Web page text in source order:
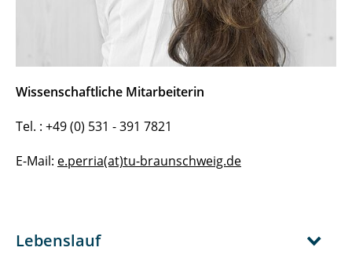
Wissenschaftliche Mitarbeiterin
Tel. : +49 (0) 531 - 391 7821
E-Mail: e.perria(at)tu-braunschweig.de
Lebenslauf